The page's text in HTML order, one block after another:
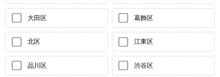
大田区 葛飾区
北区 江東区
品川区 渋谷区